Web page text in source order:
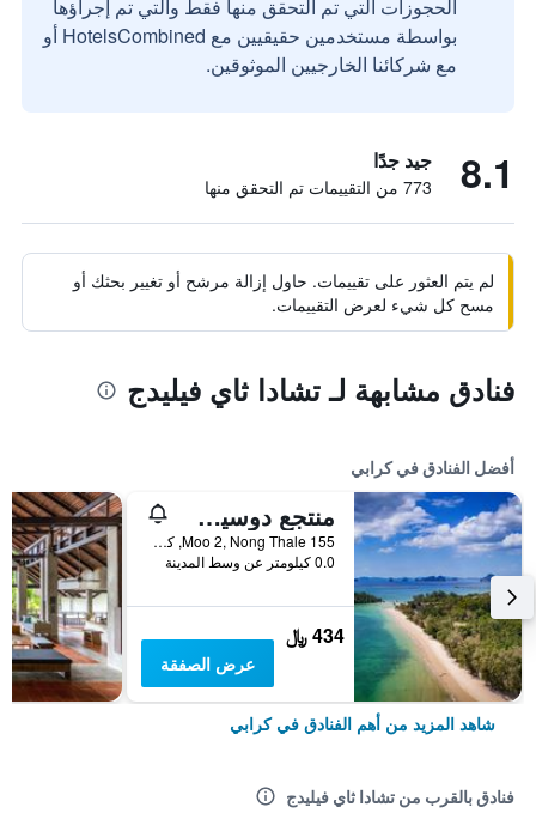
الحجوزات التي تم التحقق منها فقط والتي تم إجراؤها
بواسطة مستخدمين حقيقيين مع HotelsCombined أو
مع شركائنا الخارجيين الموثوقين.
8.1 جيد جدًا
773 من التقييمات تم التحقق منها
لم يتم العثور على تقييمات. حاول إزالة مرشح أو تغيير بحثك أو
مسح كل شيء لعرض التقييمات.
فنادق مشابهة لـ تشادا ثاي فيليدج
أفضل الفنادق في كرابي
منتجع دوسيت ثاني كرابي بيتش
155 Moo 2, Nong Thale, كرابي, تايلاند
0.0 كيلومتر عن وسط المدينة
434 ﷼
عرض الصفقة
شاهد المزيد من أهم الفنادق في كرابي
فنادق بالقرب من تشادا ثاي فيليدج